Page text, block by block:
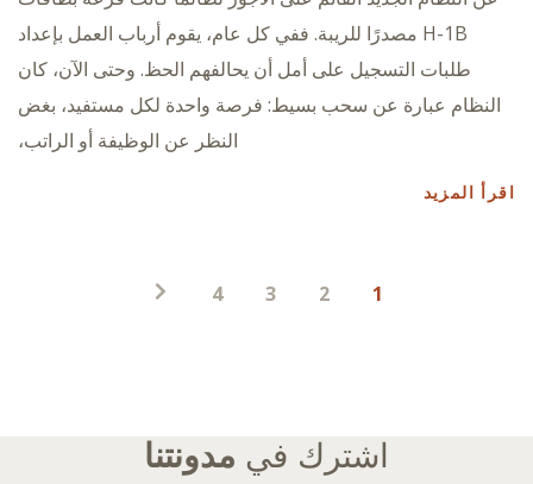
H-1B مصدرًا للريبة. ففي كل عام، يقوم أرباب العمل بإعداد
طلبات التسجيل على أمل أن يحالفهم الحظ. وحتى الآن، كان
النظام عبارة عن سحب بسيط: فرصة واحدة لكل مستفيد، بغض
النظر عن الوظيفة أو الراتب،
اقرأ المزيد
ترقيم
1
2
3
4
اشترك في مدونتنا